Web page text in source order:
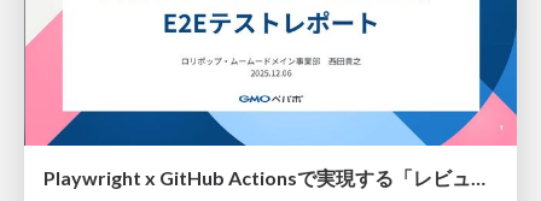
Playwright x GitHub Actionsで実現する「レビューしやすい」E2Eテストレポート